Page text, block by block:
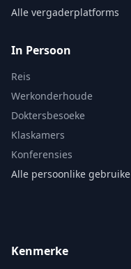
Alle vergaderplatforms
In Persoon
Reis
Werkonderhoude
Doktersbesoeke
Klaskamers
Konferensies
Alle persoonlike gebruike
Kenmerke